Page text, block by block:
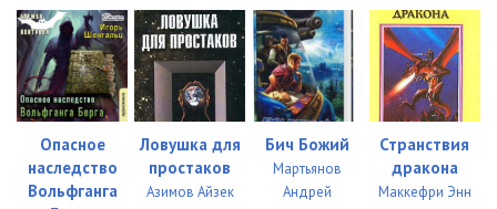
Опасное
наследство
Вольфганга
Ловушка для
простаков
Азимов Айзек
Бич Божий
Мартьянов
Андрей
Странствия
дракона
Маккефри Энн